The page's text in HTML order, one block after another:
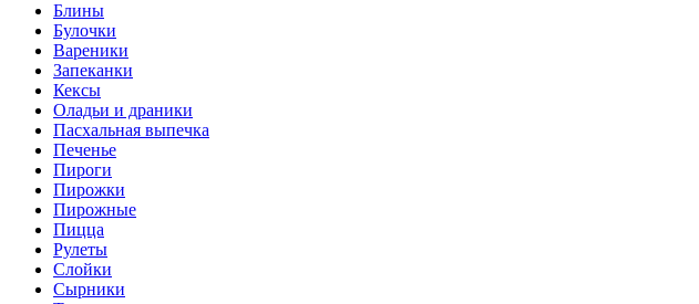
Блины
Булочки
Вареники
Запеканки
Кексы
Оладьи и драники
Пасхальная выпечка
Печенье
Пироги
Пирожки
Пирожные
Пицца
Рулеты
Слойки
Сырники